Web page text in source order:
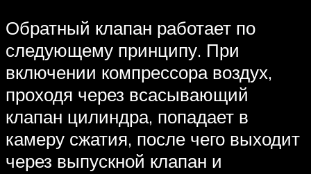
Обратный клапан работает по
следующему принципу. При
включении компрессора воздух,
проходя через всасывающий
клапан цилиндра, попадает в
камеру сжатия, после чего выходит
через выпускной клапан и